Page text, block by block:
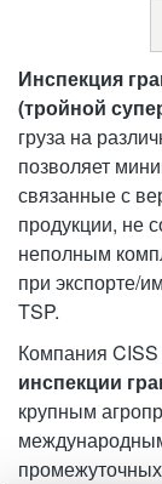
Инспекция
(тройной
груза на
позволяет
связанные с
продукции, не
неполным
при экспорте/
TSP.
Компания
инспекции
крупным